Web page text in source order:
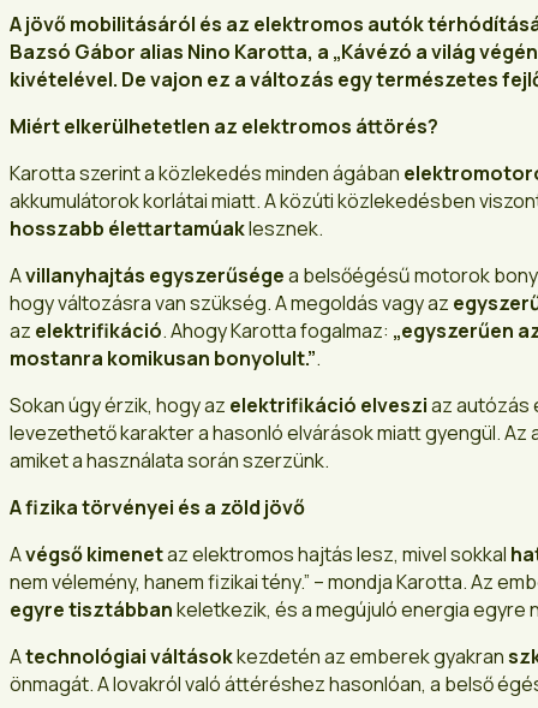
A jövő mobilitásáról és az elektromos autók
Bazsó Gábor alias Nino Karotta, a „Kávézó a világ
kivételével. De vajon ez a változás egy természetes
Miért elkerülhetetlen az elektromos áttörés?
Karotta szerint a közlekedés minden ágában
akkumulátorok korlátai miatt. A közúti közlekedésben
hosszabb élettartamúaklesznek.
Avillanyhajtás egyszerűségea belsőégésű motorok
hogy változásra van szükség. A megoldás vagy az
az elektrifikáció. Ahogy Karotta fogalmaz: „egyszerűen
mostanra komikusan bonyolult.”.
Sokan úgy érzik, hogy az elektrifikáció elvesziaz autózás
levezethető karakter a hasonló elvárások miatt gyengül.
amiket a használata során szerzünk.
A fizika törvényei és a zöld jövő
Avégső kimenetaz elektromos hajtás lesz, mivel sokkal
nem vélemény, hanem fizikai tény.” – mondja Karotta. Az
egyre tisztábbankeletkezik, és a megújuló energia
Atechnológiai váltásokkezdetén az emberek gyakran
önmagát. A lovakról való áttéréshez hasonlóan, a belső